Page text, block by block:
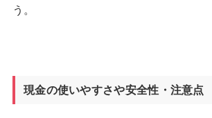
う。
現金の使いやすさや安全性・注意点